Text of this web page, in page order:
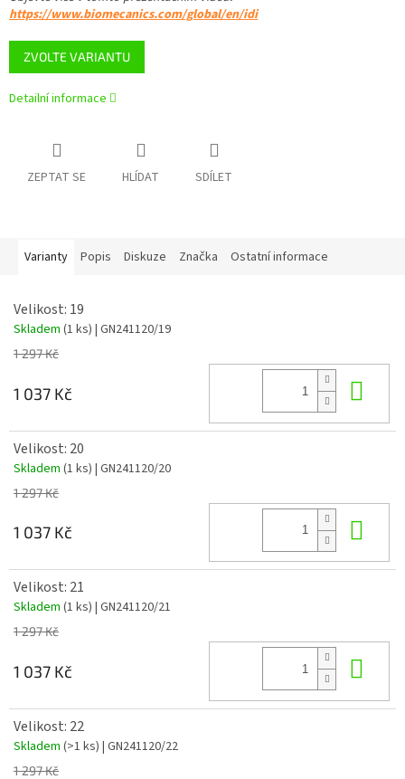
ZVOLTE VARIANTU
https://www.biomecanics.com/global/en/idi
Detailní informace
ZEPTAT SE HLÍDAT SDÍLET
Varianty Popis Diskuze Značka Ostatní informace
Velikost: 19
Skladem (1 ks) | GN241120/19
1 297 Kč
1 037 Kč
Velikost: 20
Skladem (1 ks) | GN241120/20
1 297 Kč
1 037 Kč
Velikost: 21
Skladem (1 ks) | GN241120/21
1 297 Kč
1 037 Kč
Velikost: 22
Skladem (>1 ks) | GN241120/22
1 297 Kč